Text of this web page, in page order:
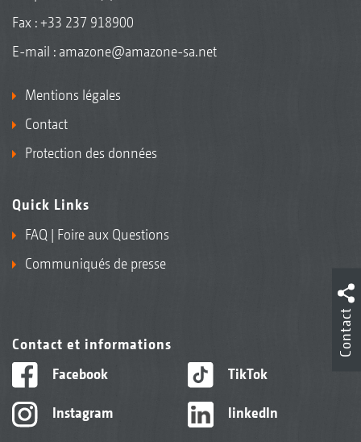
Fax : +33 237 918900
E-mail : amazone@amazone-sa.net
Mentions légales
Contact
Protection des données
Quick Links
FAQ | Foire aux Questions
Communiqués de presse
Contact et informations
Facebook
Instagram
TikTok
linkedIn
Contact